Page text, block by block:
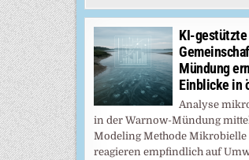
KI-
Mündung
Einblicke in
Analyse
in der Warnow-Mündung
Modeling Methode Mikrobielle
reagieren empfindlich auf